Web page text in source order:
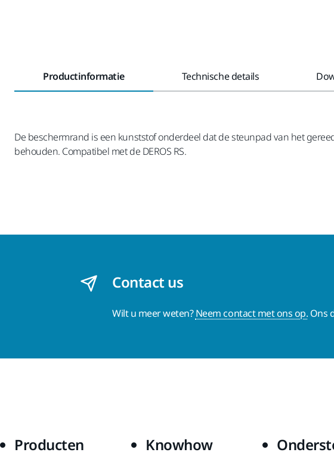
Productinformatie Technische details
De beschermrand is een kunststof onderdeel dat de steunpad van het
behouden. Compatibel met de DEROS RS.
Contact us
Wilt u meer weten?Neem contact met ons op. Ons
Producten Knowhow